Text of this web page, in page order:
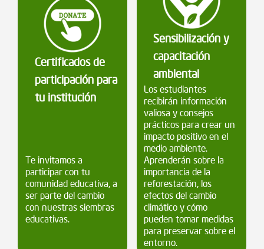
Certificados de
participación para
tu institución
Te invitamos a
participar con tu
comunidad educativa, a
ser parte del cambio
con nuestras siembras
educativas.
Sensibilización y
capacitación
ambiental
Los estudiantes
recibirán información
valiosa y consejos
prácticos para crear un
impacto positivo en el
medio ambiente.
Aprenderán sobre la
importancia de la
reforestación, los
efectos del cambio
climático y cómo
pueden tomar medidas
para preservar sobre el
entorno.